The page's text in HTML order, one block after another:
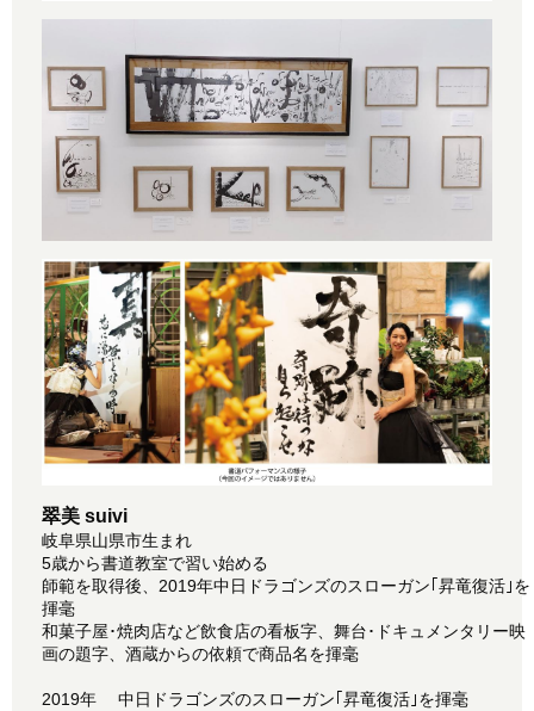
翠美 suivi⠀
岐阜県山県市生まれ
5歳から書道教室で習い始める
師範を取得後、2019年中日ドラゴンズのスローガン｢昇竜復活｣を
揮毫
和菓子屋･焼肉店など飲食店の看板字、舞台･ドキュメンタリー映
画の題字、酒蔵からの依頼で商品名を揮毫
2019年
中日ドラゴンズのスローガン｢昇竜復活｣を揮毫⠀